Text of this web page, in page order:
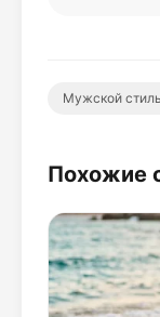
Мужской стиль
Похожие